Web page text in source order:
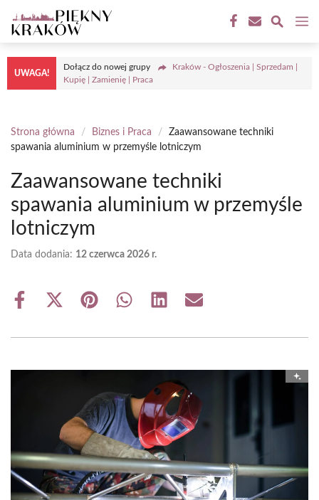
do
treści
UWAGA!
Dołącz do nowej grupy
Kraków - Ogłoszenia | Sprzedam |
Kupię | Zamienię | Praca
Strona główna / Biznes i Praca /
Zaawansowane techniki
spawania aluminium w przemyśle lotniczym
Zaawansowane techniki
spawania aluminium w przemyśle
lotniczym
Data dodania: 12 czerwca 2026 r.
Share
Share
(Twitter)
Share Share Share Share